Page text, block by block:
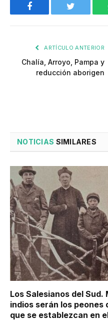
Facebook Twitter
ARTÍCULO ANTERIOR
Chalía, Arroyo, Pampa y
reducción aborigen
NOTICIAS SIMILARES
Los Salesianos del
indios serán los
que se establezcan en